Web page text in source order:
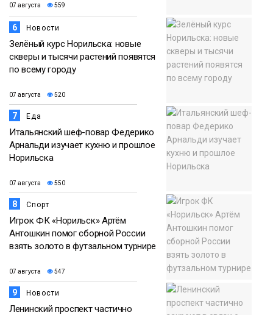
07 августа 559
6 Новости
Зелёный курс Норильска: новые
скверы и тысячи растений появятся
по всему городу
07 августа 520
7 Еда
Итальянский шеф-повар Федерико
Арнальди изучает кухню и прошлое
Норильска
07 августа 550
8 Спорт
Игрок ФК «Норильск» Артём
Антошкин помог сборной России
взять золото в футзальном турнире
07 августа 547
9 Новости
Ленинский проспект частично